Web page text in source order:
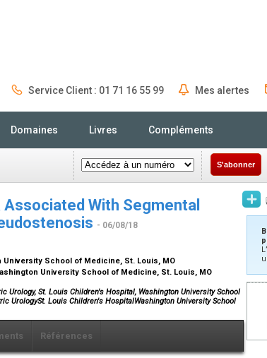
Service Client : 01 71 16 55 99 Mes alertes
Domaines Livres Compléments
S'abonner
With Segmental
- 06/08/18
School of Medicine, St. Louis, MO
University School of Medicine, St. Louis, MO
St. Louis Children's Hospital, Washington University School
UrologySt. Louis Children's HospitalWashington University School
Références